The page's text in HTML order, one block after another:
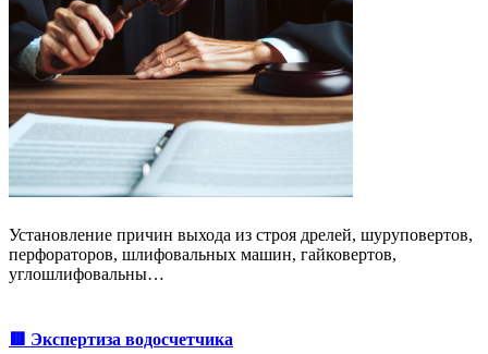
Установление причин выхода из строя дрелей, шуруповертов,
перфораторов, шлифовальных машин, гайковертов,
углошлифовальны…
🟥 Экспертиза водосчетчика